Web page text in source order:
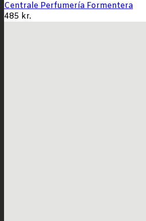
Centrale Perfumería Formentera
485 kr.